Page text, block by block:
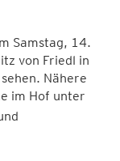
Samstag, 14.
von Friedl in
Nähere
im Hof unter